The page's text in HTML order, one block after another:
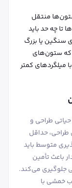
منتقل
چه حد باید
یا بزرگ
که ستون‌های
کمتر
طراحی و
حداقل
متوسط باید
باعث تأمین
جلوگیری می‌کند.
خمشی با